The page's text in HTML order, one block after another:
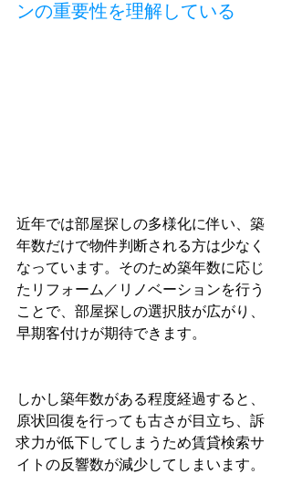
ンの重要性を理解している
近年では部屋探しの多様化に伴い、築
年数だけで物件判断される方は少なく
なっています。そのため築年数に応じ
たリフォーム／リノベーションを行う
ことで、部屋探しの選択肢が広がり、
早期客付けが期待できます。
しかし築年数がある程度経過すると、
原状回復を行っても古さが目立ち、訴
求力が低下してしまうため賃貸検索サ
イトの反響数が減少してしまいます。